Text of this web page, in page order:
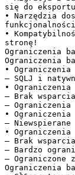
się do
• Narzędzia
•
stronę!
Ograniczenia
Ograniczenia
•
– SQLJ i
•
– Brak
– Ograniczenia
•
–
•
– Brak
– Bardzo
– Ograniczone
Ograniczenia